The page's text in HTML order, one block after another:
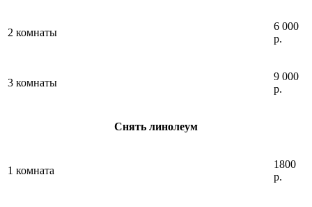
2 комнаты
6 000
р.
3 комнаты
9 000
р.
Снять линолеум
1 комната
1800
р.